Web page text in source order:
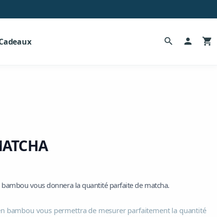
search person shopping_cart
vous donnera la quantité parfaite de matcha.
bambou vous permettra de mesurer parfaitement la quantité